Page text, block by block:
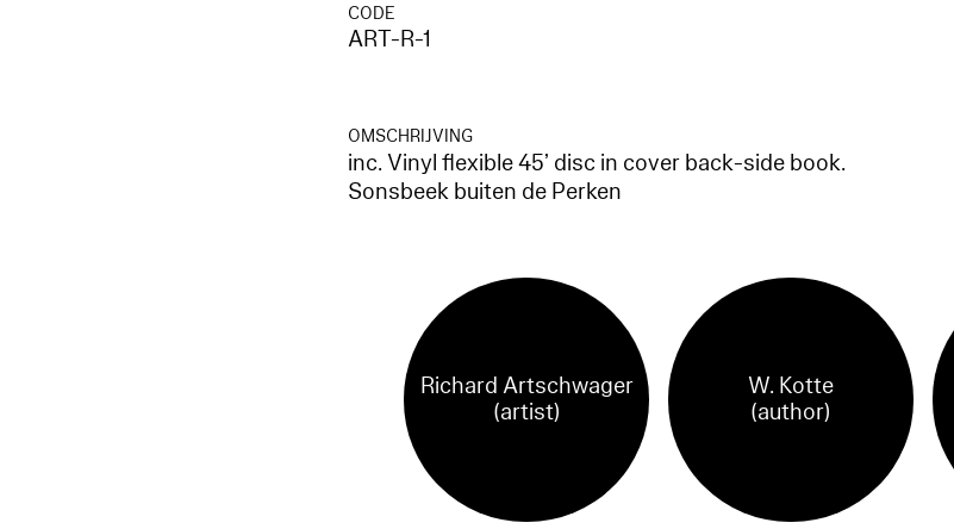
CODE
ART-R-1
OMSCHRIJVING
inc. Vinyl flexible 45’ disc in cover back-side book.
Sonsbeek buiten de Perken
Richard Artschwager
(artist)
W. Kotte
(author)